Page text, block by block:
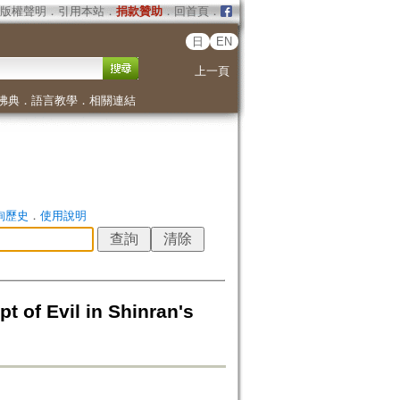
版權聲明 ． 引用本站． 捐款贊助．回首頁．
日 EN
上一頁
典． 語言教學． 相關連結
歷史 ． 使用說明
of Evil in Shinran's